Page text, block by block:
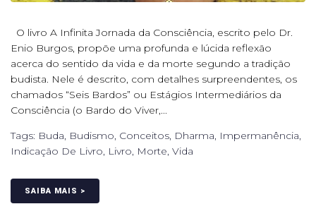
O livro A Infinita Jornada da Consciência, escrito pelo Dr.
Enio Burgos, propõe uma profunda e lúcida reflexão
acerca do sentido da vida e da morte segundo a tradição
budista. Nele é descrito, com detalhes surpreendentes, os
chamados “Seis Bardos” ou Estágios Intermediários da
Consciência (o Bardo do Viver,...
Tags: Buda, Budismo, Conceitos, Dharma, Impermanência,
Indicação De Livro, Livro, Morte, Vida
SAIBA MAIS >